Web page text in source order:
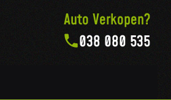
Auto Verkopen?
038 080 535